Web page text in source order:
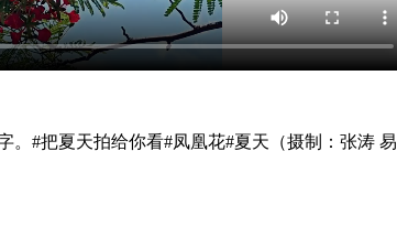
。#把夏天拍给你看#凤凰花#夏天（摄制：张涛 易